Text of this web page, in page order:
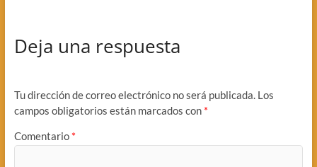
Deja una respuesta
Tu dirección de correo electrónico no será publicada. Los
campos obligatorios están marcados con *
Comentario *